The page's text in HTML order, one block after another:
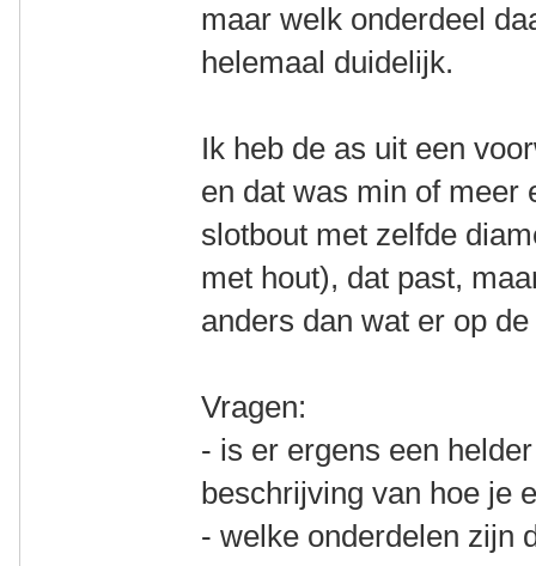
maar welk onderdeel
helemaal duidelijk.
Ik heb de as uit een
en dat was min of meer
slotbout met zelfde
met hout), dat past,
anders dan wat er op
Vragen:
- is er ergens een
beschrijving van hoe je
- welke onderdelen zijn